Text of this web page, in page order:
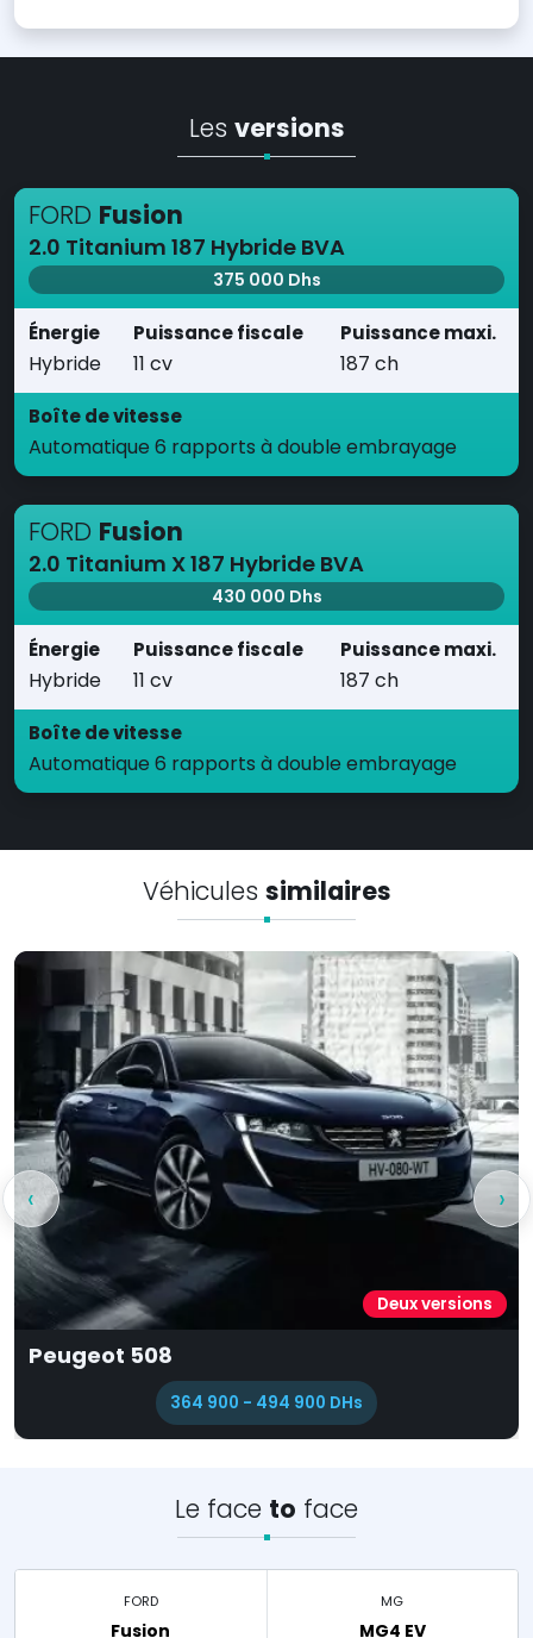
Les versions
FORD Fusion
2.0 Titanium 187 Hybride BVA
375 000 Dhs
Énergie
Hybride
Puissance fiscale
11 cv
Puissance maxi.
187 ch
Boîte de vitesse
Automatique 6 rapports à double embrayage
FORD Fusion
2.0 Titanium X 187 Hybride BVA
430 000 Dhs
Énergie
Hybride
Puissance fiscale
11 cv
Puissance maxi.
187 ch
Boîte de vitesse
Automatique 6 rapports à double embrayage
Véhicules similaires
Deux versions
‹ ›
Le face to face
FORD
Fusion
MG
MG4 EV